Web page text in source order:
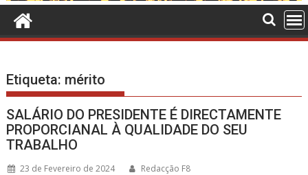
Etiqueta: mérito
SALÁRIO DO PRESIDENTE É DIRECTAMENTE
PROPORCIANAL À QUALIDADE DO SEU
TRABALHO
23 de Fevereiro de 2024 Redacção F8